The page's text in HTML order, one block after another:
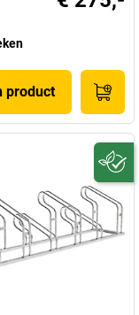
product